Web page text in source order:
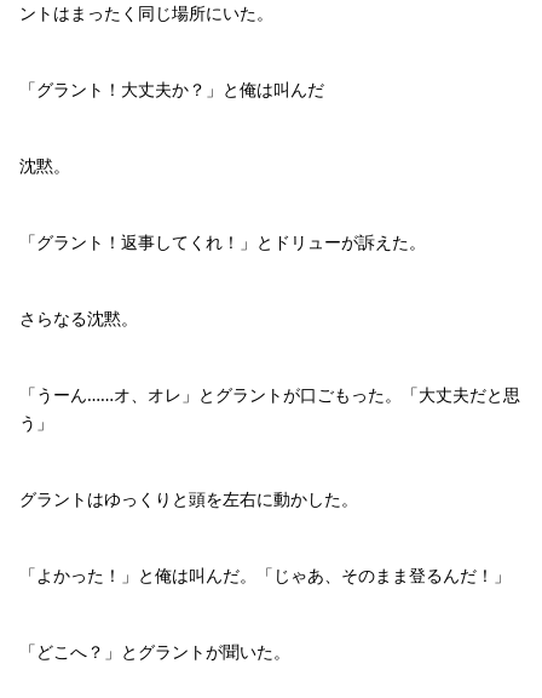
ントはまったく同じ場所にいた。
「グラント！大丈夫か？」と俺は叫んだ
沈黙。
「グラント！返事してくれ！」とドリューが訴えた。
さらなる沈黙。
「うーん……オ、オレ」とグラントが口ごもった。「大丈夫だと思
う」
グラントはゆっくりと頭を左右に動かした。
「よかった！」と俺は叫んだ。「じゃあ、そのまま登るんだ！」
「どこへ？」とグラントが聞いた。